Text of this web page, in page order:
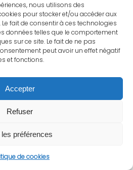
nous utilisons des
pour stocker et/ou accéder aux
fait de consentir à ces technologies
données telles que le comportement
sur ce site. Le fait de ne pas
peut avoir un effet négatif
et fonctions.
Accepter
Refuser
les préférences
de cookies